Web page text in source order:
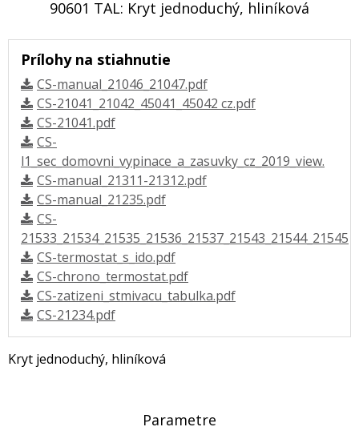
90601 TAL: Kryt jednoduchý, hliníková
Prílohy na stiahnutie
CS-manual_21046_21047.pdf
CS-21041_21042_45041_45042 cz.pdf
CS-21041.pdf
CS-
l1_sec_domovni_vypinace_a_zasuvky_cz_2019_view.
CS-manual_21311-21312.pdf
CS-manual_21235.pdf
CS-
21533_21534_21535_21536_21537_21543_21544_21545
CS-termostat_s_ido.pdf
CS-chrono_termostat.pdf
CS-zatizeni_stmivacu_tabulka.pdf
CS-21234.pdf
Kryt jednoduchý, hliníková
Parametre